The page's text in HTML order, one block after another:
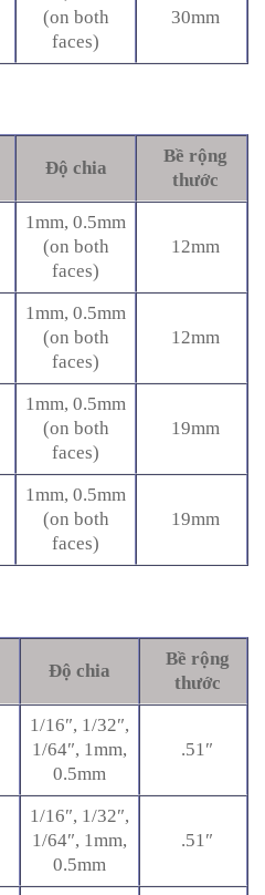
(on both
faces)
30mm
Độ chia
Bề rộng
thước
1mm, 0.5mm
(on both
faces)
12mm
1mm, 0.5mm
(on both
faces)
12mm
1mm, 0.5mm
(on both
faces)
19mm
1mm, 0.5mm
(on both
faces)
19mm
Độ chia
Bề rộng
thước
1/16″, 1/32″,
1/64″, 1mm,
0.5mm
.51″
1/16″, 1/32″,
1/64″, 1mm,
0.5mm
.51″